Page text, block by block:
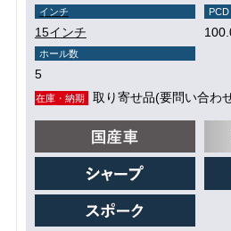
インチ
15インチ
PCD
ホール数
5
在庫・納期 取り寄せ品(要問い合わ